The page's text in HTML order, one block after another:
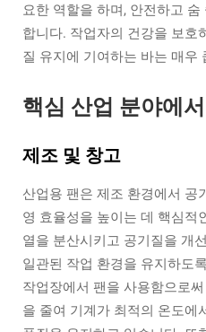
요한 역할을 하며, 안전하고
합니다. 작업자의 건강을 보호
질 유지에 기여하는 바는 매우
핵심 산업 분야에
제조 및 창고
산업용 팬은 제조 환경에서 공
영 효율성을 높이는 데 핵심적
열을 분산시키고 공기질을 개
일관된 작업 환경을 유지하도
작업장에서 팬을 사용함으로
을 줄여 기계가 최적의 온도에